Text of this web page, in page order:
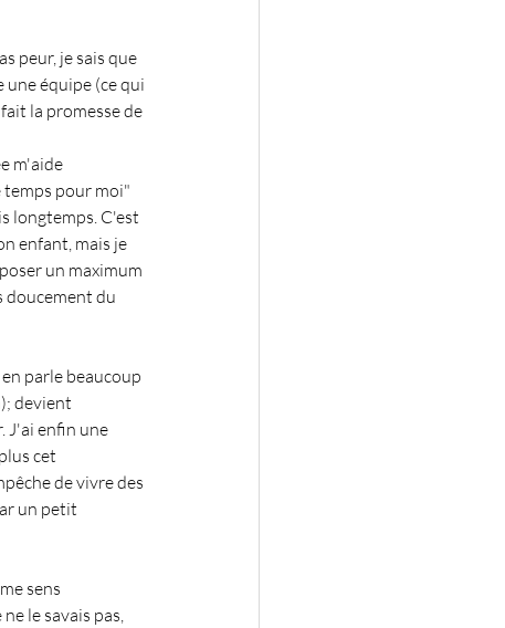
peur, je sais que
une équipe (ce qui
la promesse de
m'aide
temps pour moi"
longtemps. C'est
enfant, mais je
un maximum
doucement du
parle beaucoup
devient
J'ai enfin une
cet
de vivre des
un petit
sens
le savais pas,